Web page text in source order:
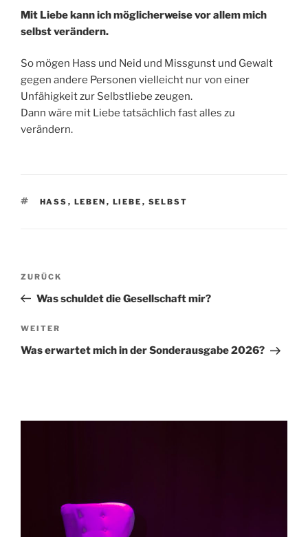
Mit Liebe kann ich möglicherweise vor allem mich
selbst verändern.
So mögen Hass und Neid und Missgunst und Gewalt
gegen andere Personen vielleicht nur von einer
Unfähigkeit zur Selbstliebe zeugen.
Dann wäre mit Liebe tatsächlich fast alles zu
verändern.
SCHLAGWÖRTER
HASS , LEBEN , LIEBE , SELBST
Beitragsnavigation
Vorheriger
Beitrag
ZURÜCK
Was schuldet die Gesellschaft mir?
Nächster
Beitrag
WEITER
Was erwartet mich in der Sonderausgabe 2026?